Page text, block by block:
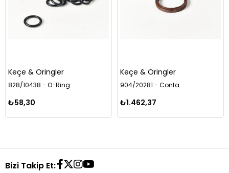
Keçe & Oringler
828/10438 - O-Ring
₺58,30
Keçe & Oringler
904/20281 - Conta
₺1.462,37
Bizi Takip Et: